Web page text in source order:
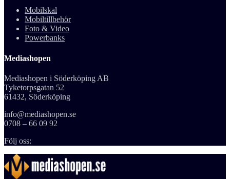
Mobilskal
Mobiltillbehör
Foto & Video
Powerbanks
Mediashopen
Mediashopen i Söderköping AB
Tyketorpsgatan 52
61432, Söderköping
info@mediashopen.se
0708 – 66 09 92
Följ oss: